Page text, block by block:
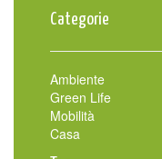
Categorie
Ambiente
Green Life
Mobilità
Casa